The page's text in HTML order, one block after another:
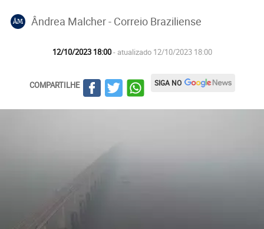
ÂM Ândrea Malcher - Correio Braziliense
12/10/2023 18:00- atualizado 12/10/2023 18:00
COMPARTILHE SIGA NO